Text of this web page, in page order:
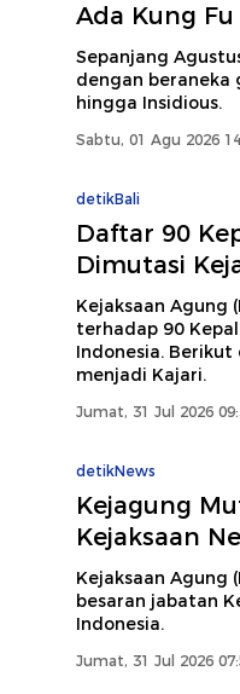
Ada Kung
Sepanjang
dengan beraneka
hingga Insidious.
Sabtu, 01 Agu 2026
detikBali
Daftar 90
Dimutasi
Kejaksaan Agung
terhadap 90
Indonesia.
menjadi Kajari.
Jumat, 31 Jul 2026
detikNews
Kejagung
Kejaksaan
Kejaksaan Agung
besaran jabatan
Indonesia.
Jumat, 31 Jul 2026